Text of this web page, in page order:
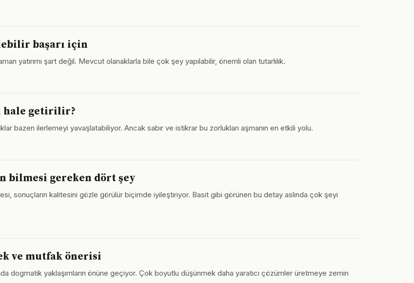
başarı için
yatırımı şart değil. Mevcut olanaklarla bile çok şey yapılabilir, önemli olan tutarlılık.
hale getirilir?
bazen ilerlemeyi yavaşlatabiliyor. Ancak sabır ve istikrar bu zorlukları aşmanın en etkili yolu.
bilmesi gereken dört şey
sonuçların kalitesini gözle görülür biçimde iyileştiriyor. Basit gibi görünen bu detay aslında çok şeyi
ve mutfak önerisi
dogmatik yaklaşımların önüne geçiyor. Çok boyutlu düşünmek daha yaratıcı çözümler üretmeye zemin